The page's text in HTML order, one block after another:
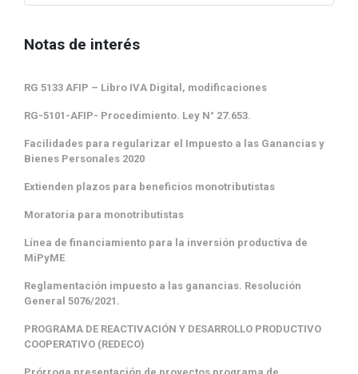
Notas de interés
RG 5133 AFIP – Libro IVA Digital, modificaciones
RG-5101-AFIP- Procedimiento. Ley N° 27.653.
Facilidades para regularizar el Impuesto a las Ganancias y
Bienes Personales 2020
Extienden plazos para beneficios monotributistas
Moratoria para monotributistas
Línea de financiamiento para la inversión productiva de
MiPyME
Reglamentación impuesto a las ganancias. Resolución
General 5076/2021.
PROGRAMA DE REACTIVACIÓN Y DESARROLLO PRODUCTIVO
COOPERATIVO (REDECO)